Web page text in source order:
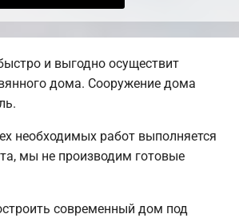
и выгодно осуществит
дома. Сооружение дома
необходимых работ выполняется
мы не производим готовые
современный дом под